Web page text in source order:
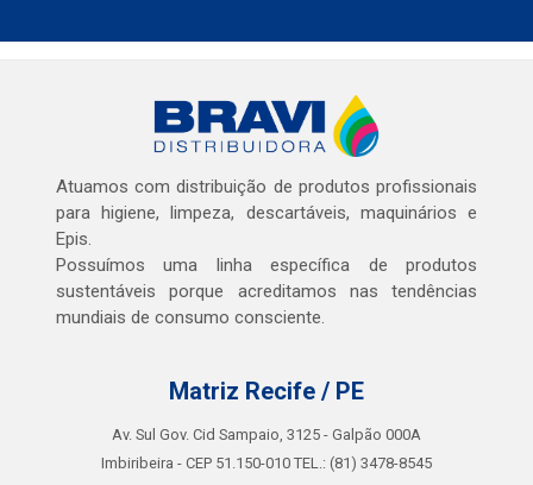
Atuamos com distribuição de produtos profissionais
para higiene, limpeza, descartáveis, maquinários e
Epis.
Possuímos uma linha específica de produtos
sustentáveis porque acreditamos nas tendências
mundiais de consumo consciente.
Matriz Recife / PE
Av. Sul Gov. Cid Sampaio, 3125 - Galpão 000A
Imbiribeira - CEP 51.150-010 TEL.: (81) 3478-8545